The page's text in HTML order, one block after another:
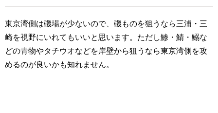
東京湾側は磯場が少ないので、磯ものを狙うなら三浦・三
崎を視野にいれてもいいと思います。ただし鯵・鯖・鰯な
どの青物やタチウオなどを岸壁から狙うなら東京湾側を攻
めるのが良いかも知れません。